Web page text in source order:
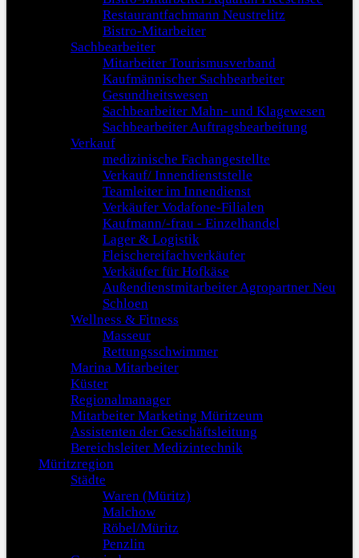
Restaurantfachmann Neustrelitz
Bistro-Mitarbeiter
Sachbearbeiter
Mitarbeiter Tourismusverband
Kaufmännischer Sachbearbeiter
Gesundheitswesen
Sachbearbeiter Mahn- und Klagewesen
Sachbearbeiter Auftragsbearbeitung
Verkauf
medizinische Fachangestellte
Verkauf/ Innendienststelle
Teamleiter im Innendienst
Verkäufer Vodafone-Filialen
Kaufmann/-frau - Einzelhandel
Lager & Logistik
Fleischereifachverkäufer
Verkäufer für Hofkäse
Außendienstmitarbeiter Agropartner Neu
Schloen
Wellness & Fitness
Masseur
Rettungsschwimmer
Marina Mitarbeiter
Küster
Regionalmanager
Mitarbeiter Marketing Müritzeum
Assistenten der Geschäftsleitung
Bereichsleiter Medizintechnik
Müritzregion
Städte
Waren (Müritz)
Malchow
Röbel/Müritz
Penzlin